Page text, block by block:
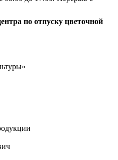
по отпуску цветочной